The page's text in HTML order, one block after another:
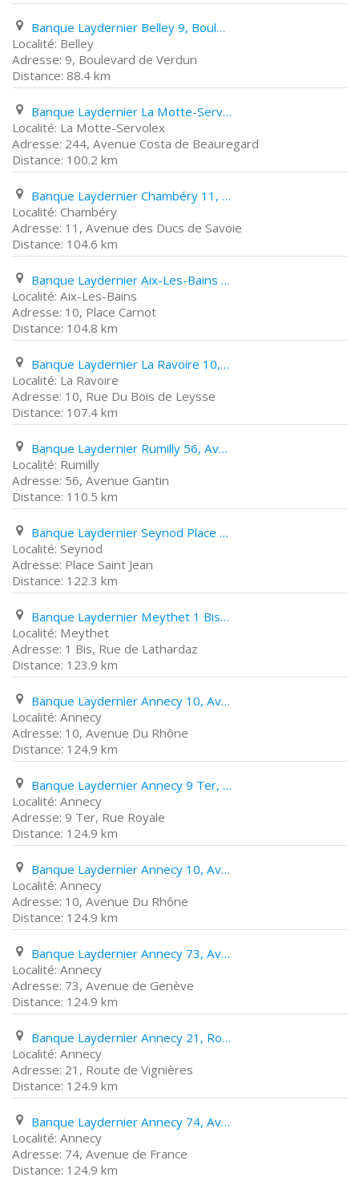
Banque Laydernier Belley 9, Boulevard de Verdun
Belley
9, Boulevard de Verdun
88.4 km
Banque Laydernier La Motte-Servolex 244, Avenue Costa de Beauregard
La Motte-Servolex
244, Avenue Costa de Beauregard
100.2 km
Banque Laydernier Chambéry 11, Avenue des Ducs de Savoie
Chambéry
11, Avenue des Ducs de Savoie
104.6 km
Banque Laydernier Aix-Les-Bains 10, Place Carnot
Aix-Les-Bains
10, Place Carnot
104.8 km
Banque Laydernier La Ravoire 10, Rue Du Bois de Leysse
La Ravoire
10, Rue Du Bois de Leysse
107.4 km
Banque Laydernier Rumilly 56, Avenue Gantin
Rumilly
56, Avenue Gantin
110.5 km
Banque Laydernier Seynod Place Saint Jean
Seynod
Place Saint Jean
122.3 km
Banque Laydernier Meythet 1 Bis, Rue de Lathardaz
Meythet
1 Bis, Rue de Lathardaz
123.9 km
Banque Laydernier Annecy 10, Avenue Du Rhône
Annecy
10, Avenue Du Rhône
124.9 km
Banque Laydernier Annecy 9 Ter, Rue Royale
Annecy
9 Ter, Rue Royale
124.9 km
Banque Laydernier Annecy 10, Avenue Du Rhône
Annecy
10, Avenue Du Rhône
124.9 km
Banque Laydernier Annecy 73, Avenue de Genève
Annecy
73, Avenue de Genève
124.9 km
Banque Laydernier Annecy 21, Route de Vignières
Annecy
21, Route de Vignières
124.9 km
Banque Laydernier Annecy 74, Avenue de France
Annecy
74, Avenue de France
124.9 km